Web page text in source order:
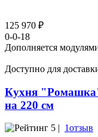
125 970 ₽
0-0-18
Дополняется
Доступно для
Кухня
на 220 см
5 | 1отзыв